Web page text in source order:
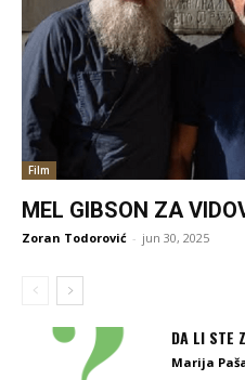
Film
MEL GIBSON ZA
Zoran Todorović - jun 30, 2025
DA LI STE
Marija